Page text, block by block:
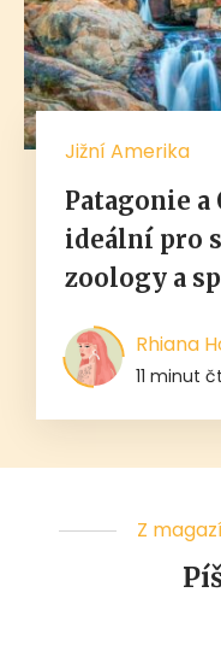
Jižní Amerika
Patagonie a
ideální pro
zoology a
Rhiana
11 minut
Z